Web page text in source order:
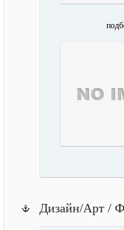
Дизайн/Арт /